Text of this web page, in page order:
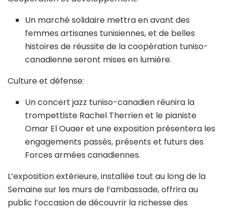
Un marché solidaire mettra en avant des
femmes artisanes tunisiennes, et de belles
histoires de réussite de la coopération tuniso-
canadienne seront mises en lumière.
Culture et défense:
Un concert jazz tuniso-canadien réunira la
trompettiste Rachel Therrien et le pianiste
Omar El Ouaer et une exposition présentera les
engagements passés, présents et futurs des
Forces armées canadiennes.
L’exposition extérieure, installée tout au long de la
Semaine sur les murs de l’ambassade, offrira au
public l’occasion de découvrir la richesse des